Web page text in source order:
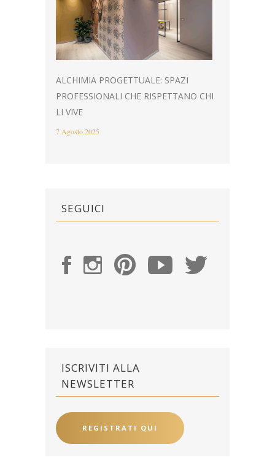
ALCHIMIA PROGETTUALE: SPAZI
PROFESSIONALI CHE RISPETTANO CHI
LI VIVE
7 Agosto 2025
SEGUICI
ISCRIVITI ALLA
NEWSLETTER
REGISTRATI QUI